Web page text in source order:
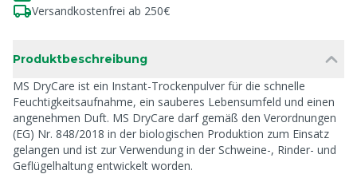
Versandkostenfrei ab 250€
Produktbeschreibung
MS DryCare ist ein Instant-Trockenpulver für die schnelle
Feuchtigkeitsaufnahme, ein sauberes Lebensumfeld und einen
angenehmen Duft. MS DryCare darf gemäß den Verordnungen
(EG) Nr. 848/2018 in der biologischen Produktion zum Einsatz
gelangen und ist zur Verwendung in der Schweine-, Rinder- und
Geflügelhaltung entwickelt worden.